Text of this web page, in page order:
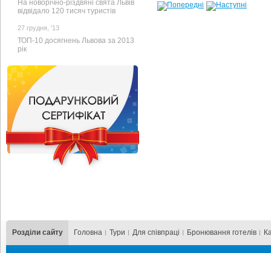
На новорічно-різдвяні свята Львів
відвідало 120 тисяч туристів
27 грудня, '13
ТОП-10 досягнень Львова за 2013
рік
Розділи сайту Головна Тури Для cпівпраці Бронювання готелів